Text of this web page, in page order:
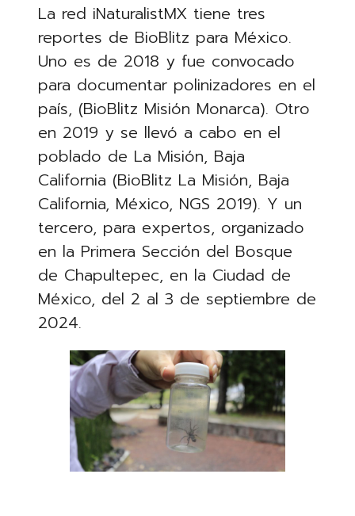
La red iNaturalistMX tiene tres
reportes de BioBlitz para México.
Uno es de 2018 y fue convocado
para documentar polinizadores en el
país, (BioBlitz Misión Monarca). Otro
en 2019 y se llevó a cabo en el
poblado de La Misión, Baja
California (BioBlitz La Misión, Baja
California, México, NGS 2019). Y un
tercero, para expertos, organizado
en la Primera Sección del Bosque
de Chapultepec, en la Ciudad de
México, del 2 al 3 de septiembre de
2024.